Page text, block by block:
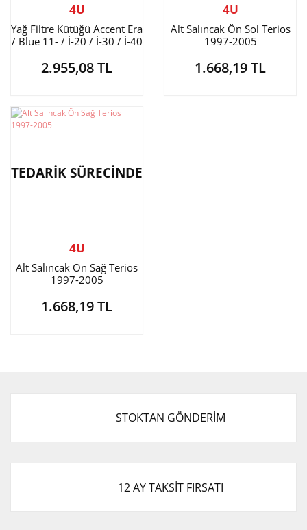
4U
Yağ Filtre Kütüğü Accent Era
/ Blue 11- / İ-20 / İ-30 / İ-40
2.955,08 TL
4U
Alt Salıncak Ön Sol Terios
1997-2005
1.668,19 TL
TEDARİK SÜRECİNDE
4U
Alt Salıncak Ön Sağ Terios
1997-2005
1.668,19 TL
STOKTAN GÖNDERİM
12 AY TAKSİT FIRSATI